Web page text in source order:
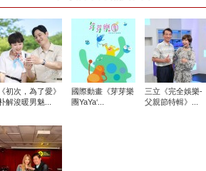
《初次，為了愛》
解浚暖男魅...
國際動畫《芽芽樂
團YaYa‘...
三立《完全娛樂-
父親節特輯》...